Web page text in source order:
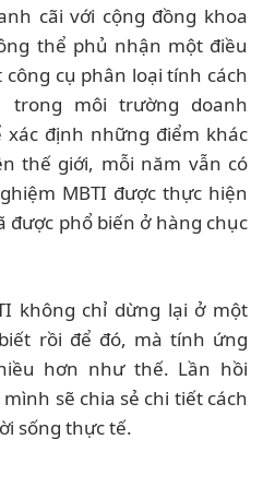
cãi với cộng đồng khoa
thể phủ nhận một điều
cụ phân loại tính cách
trong môi trường doanh
xác định những điểm khác
thế giới, mỗi năm vẫn có
MBTI được thực hiện
được phổ biến ở hàng chục
không chỉ dừng lại ở một
rồi để đó, mà tính ứng
hơn như thế. Lần hồi
sẽ chia sẻ chi tiết cách
sống thực tế.